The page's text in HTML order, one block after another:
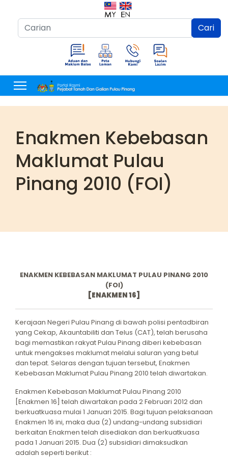
Cari
Enakmen Kebebasan
Maklumat Pulau
Pinang 2010 (FOI)
ENAKMEN KEBEBASAN MAKLUMAT PULAU PINANG 2010
(FOI)
[ENAKMEN 16]
Kerajaan Negeri Pulau Pinang di bawah polisi pentadbiran
yang Cekap, Akauntabiliti dan Telus (CAT), telah berusaha
bagi memastikan rakyat Pulau Pinang diberi kebebasan
untuk mengakses maklumat melalui saluran yang betul
dan tepat. Selaras dengan tujuan tersebut, Enakmen
Kebebasan Maklumat Pulau Pinang 2010 telah diwartakan.
Enakmen Kebebasan Maklumat Pulau Pinang 2010
[Enakmen 16] telah diwartakan pada 2 Februari 2012 dan
berkuatkuasa mulai 1 Januari 2015. Bagi tujuan pelaksanaan
Enakmen 16 ini, maka dua (2) undang-undang subsidiari
berkaitan Enakmen telah disediakan dan berkuatkuasa
pada 1 Januari 2015. Dua (2) subsidiari dimaksudkan
adalah seperti berikut :